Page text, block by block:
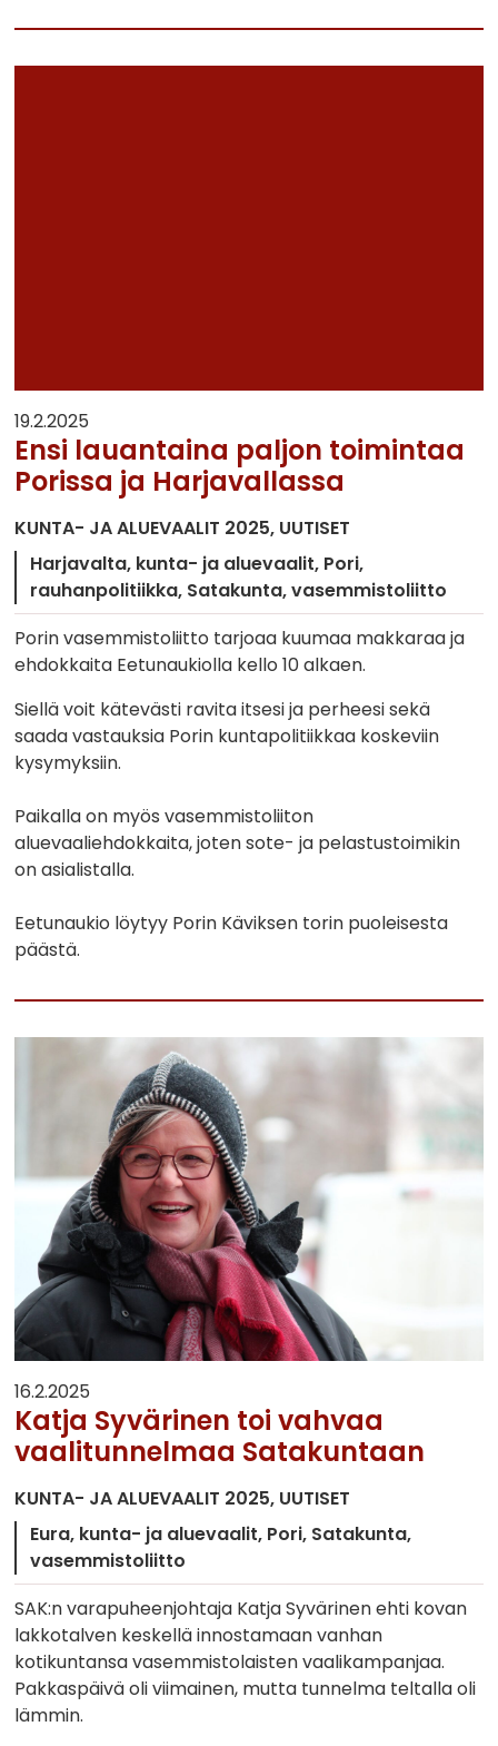
19.2.2025
Ensi lauantaina paljon toimintaa
Porissa ja Harjavallassa
KUNTA- JA ALUEVAALIT 2025 UUTISET
Harjavalta kunta- ja aluevaalit Pori
rauhanpolitiikka Satakunta vasemmistoliitto
Porin vasemmistoliitto tarjoaa kuumaa makkaraa ja
ehdokkaita Eetunaukiolla kello 10 alkaen.
Siellä voit kätevästi ravita itsesi ja perheesi sekä
saada vastauksia Porin kuntapolitiikkaa koskeviin
kysymyksiin.
Paikalla on myös vasemmistoliiton
aluevaaliehdokkaita, joten sote- ja pelastustoimikin
on asialistalla.
Eetunaukio löytyy Porin Käviksen torin puoleisesta
päästä.
16.2.2025
Katja Syvärinen toi vahvaa
vaalitunnelmaa Satakuntaan
KUNTA- JA ALUEVAALIT 2025 UUTISET
Eura kunta- ja aluevaalit Pori Satakunta
vasemmistoliitto
SAK:n varapuheenjohtaja Katja Syvärinen ehti kovan
lakkotalven keskellä innostamaan vanhan
kotikuntansa vasemmistolaisten vaalikampanjaa.
Pakkaspäivä oli viimainen, mutta tunnelma teltalla oli
lämmin.